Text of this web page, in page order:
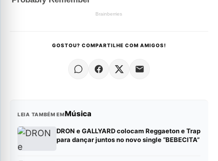
GOSTOU? COMPARTILHE COM AMIGOS!
LEIA TAMBÉM EMMúsica
DRON e GALLYARD colocam Reggaeton e Trap
para dançar juntos no novo single “BEBECITA”